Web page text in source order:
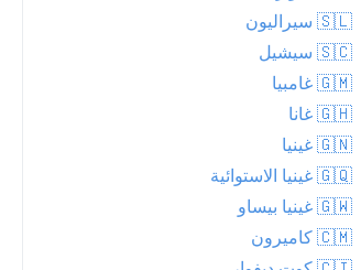
0.0 mm
3.0
06:41 AM
05:40 PM
New Moon
🇸🇱 سيراليون
🇸🇨 سيشيل
🇬🇲 غامبيا
🇬🇭 غانا
🇬🇳 غينيا
🇬🇶 غينيا الاستوائية
🇬🇼 غينيا بيساو
🇨🇲 كاميرون